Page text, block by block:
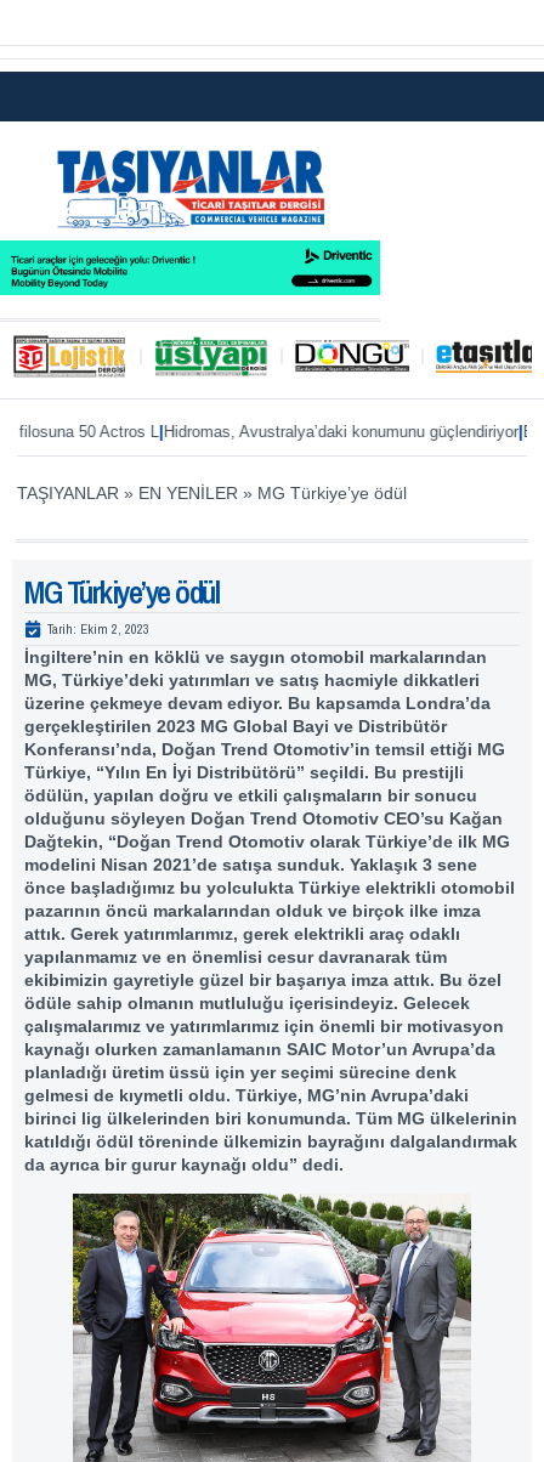
50 Actros L|Hidromas, Avustralya’daki konumunu güçlendiriyor|Enver
TAŞIYANLAR » EN YENİLER » MG Türkiye’ye ödül
MG Türkiye’ye ödül
Tarih: Ekim 2, 2023
İngiltere’nin en köklü ve saygın otomobil markalarından
MG, Türkiye’deki yatırımları ve satış hacmiyle dikkatleri
üzerine çekmeye devam ediyor. Bu kapsamda Londra’da
gerçekleştirilen 2023 MG Global Bayi ve Distribütör
Konferansı’nda, Doğan Trend Otomotiv’in temsil ettiği MG
Türkiye, “Yılın En İyi Distribütörü” seçildi. Bu prestijli
ödülün, yapılan doğru ve etkili çalışmaların bir sonucu
olduğunu söyleyen Doğan Trend Otomotiv CEO’su Kağan
Dağtekin, “Doğan Trend Otomotiv olarak Türkiye’de ilk MG
modelini Nisan 2021’de satışa sunduk. Yaklaşık 3 sene
önce başladığımız bu yolculukta Türkiye elektrikli otomobil
pazarının öncü markalarından olduk ve birçok ilke imza
attık. Gerek yatırımlarımız, gerek elektrikli araç odaklı
yapılanmamız ve en önemlisi cesur davranarak tüm
ekibimizin gayretiyle güzel bir başarıya imza attık. Bu özel
ödüle sahip olmanın mutluluğu içerisindeyiz. Gelecek
çalışmalarımız ve yatırımlarımız için önemli bir motivasyon
kaynağı olurken zamanlamanın SAIC Motor’un Avrupa’da
planladığı üretim üssü için yer seçimi sürecine denk
gelmesi de kıymetli oldu. Türkiye, MG’nin Avrupa’daki
birinci lig ülkelerinden biri konumunda. Tüm MG ülkelerinin
katıldığı ödül töreninde ülkemizin bayrağını dalgalandırmak
da ayrıca bir gurur kaynağı oldu” dedi.